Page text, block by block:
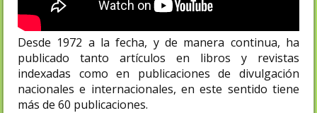
Desde 1972 a la fecha, y de manera continua, ha
publicado tanto artículos en libros y revistas
indexadas como en publicaciones de divulgación
nacionales e internacionales, en este sentido tiene
más de 60 publicaciones.